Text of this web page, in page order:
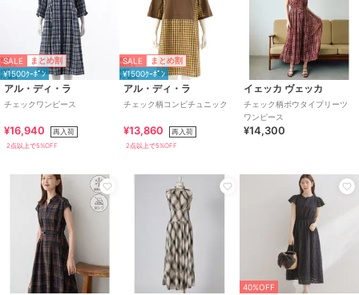
SALE まとめ割
¥1500ｸｰﾎﾟﾝ
アル・ディ・ラ
チェックワンピース
¥16,940 再入荷
2点以上で5%OFF
SALE まとめ割
¥1500ｸｰﾎﾟﾝ
アル・ディ・ラ
チェック柄コンビチュニック
¥13,860 再入荷
2点以上で5%OFF
イェッカ ヴェッカ
チェック柄ボウタイプリーツ
ワンピース
¥14,300
40%OFF